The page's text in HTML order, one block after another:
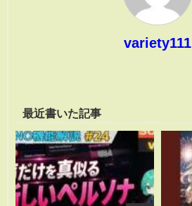
variety111
最近書いた記事